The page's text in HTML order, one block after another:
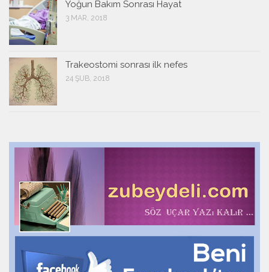
Yoğun Bakım Sonrası Hayat
3 MAR, 2018
Trakeostomi sonrası ilk nefes
24 ŞUB, 2018